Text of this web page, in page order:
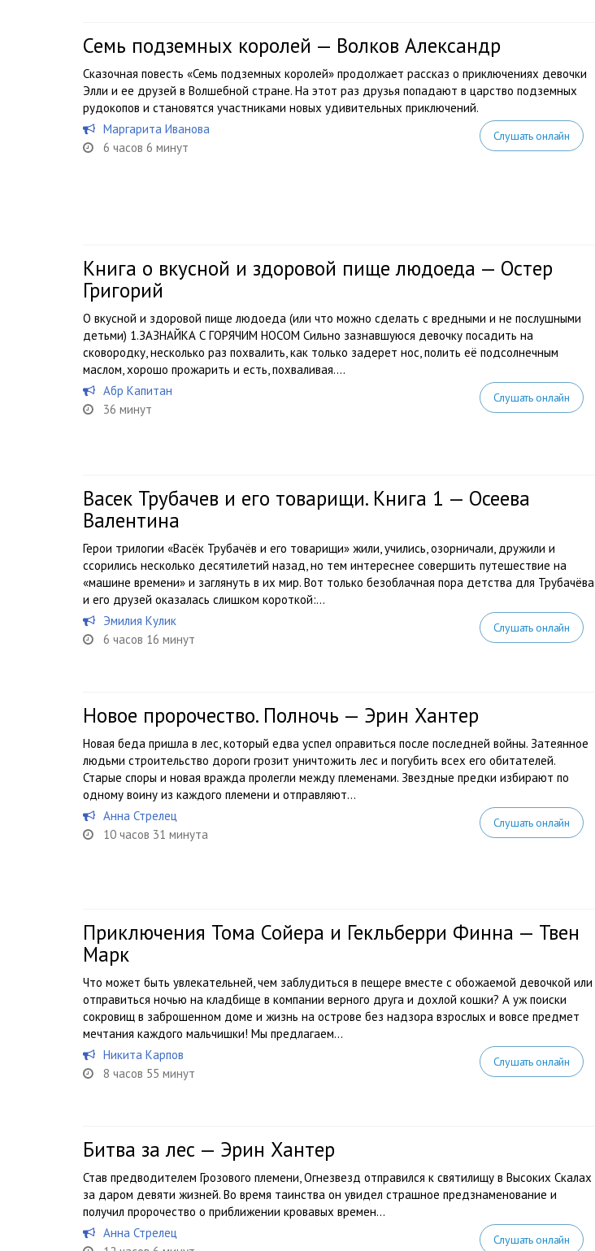
Семь подземных королей — Волков Александр
Сказочная повесть «Семь подземных королей» продолжает рассказ о приключениях девочки
Элли и ее друзей в Волшебной стране. На этот раз друзья попадают в царство подземных
рудокопов и становятся участниками новых удивительных приключений.
Маргарита Иванова
6 часов 6 минут
Слушать онлайн
Книга о вкусной и здоровой пище людоеда — Остер
Григорий
О вкусной и здоровой пище людоеда (или что можно сделать с вредными и не послушными
детьми) 1.ЗАЗНАЙКА С ГОРЯЧИМ НОСОМ Сильно зазнавшуюся девочку посадить на
сковородку, несколько раз похвалить, как только задерет нос, полить её подсолнечным
маслом, хорошо прожарить и есть, похваливая....
Абр Капитан
36 минут
Слушать онлайн
Васек Трубачев и его товарищи. Книга 1 — Осеева
Валентина
Герои трилогии «Васёк Трубачёв и его товарищи» жили, учились, озорничали, дружили и
ссорились несколько десятилетий назад, но тем интереснее совершить путешествие на
«машине времени» и заглянуть в их мир. Вот только безоблачная пора детства для Трубачёва
и его друзей оказалась слишком короткой:...
Эмилия Кулик
6 часов 16 минут
Слушать онлайн
Новое пророчество. Полночь — Эрин Хантер
Новая беда пришла в лес, который едва успел оправиться после последней войны. Затеянное
людьми строительство дороги грозит уничтожить лес и погубить всех его обитателей.
Старые споры и новая вражда пролегли между племенами. Звездные предки избирают по
одному воину из каждого племени и отправляют...
Анна Стрелец
10 часов 31 минута
Слушать онлайн
Приключения Тома Сойера и Гекльберри Финна — Твен
Марк
Что может быть увлекательней, чем заблудиться в пещере вместе с обожаемой девочкой или
отправиться ночью на кладбище в компании верного друга и дохлой кошки? А уж поиски
сокровищ в заброшенном доме и жизнь на острове без надзора взрослых и вовсе предмет
мечтания каждого мальчишки! Мы предлагаем...
Никита Карпов
8 часов 55 минут
Слушать онлайн
Битва за лес — Эрин Хантер
Став предводителем Грозового племени, Огнезвезд отправился к святилищу в Высоких Скалах
за даром девяти жизней. Во время таинства он увидел страшное предзнаменование и
получил пророчество о приближении кровавых времен…
Анна Стрелец
Слушать онлайн